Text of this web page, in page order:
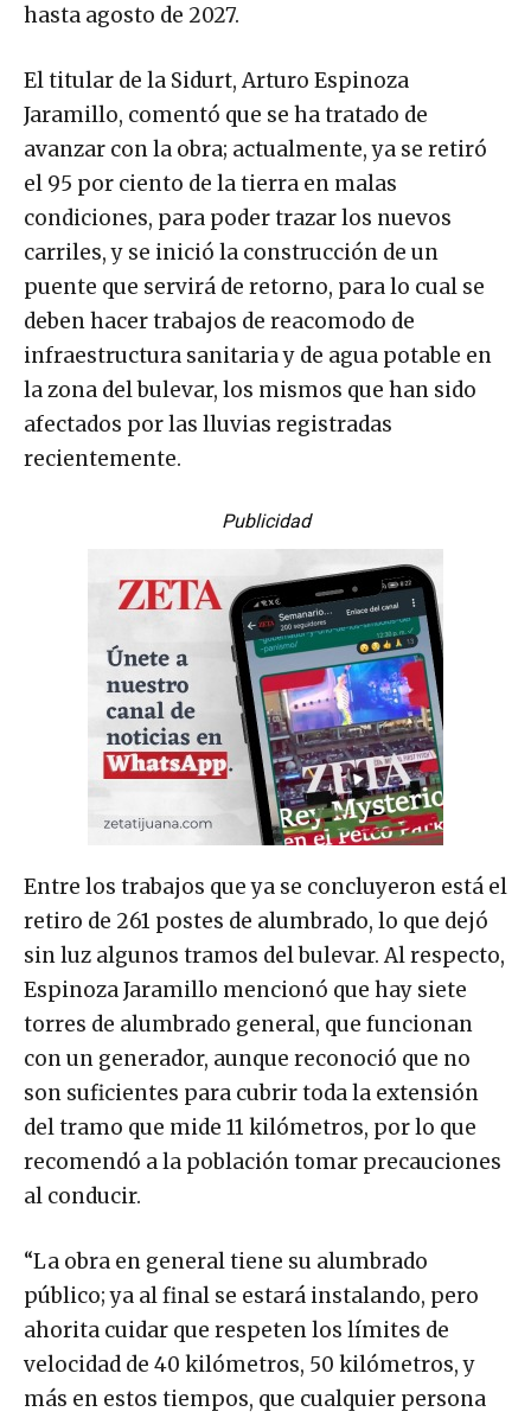
hasta agosto de 2027.
El titular de la Sidurt, Arturo Espinoza
Jaramillo, comentó que se ha tratado de
avanzar con la obra; actualmente, ya se retiró
el 95 por ciento de la tierra en malas
condiciones, para poder trazar los nuevos
carriles, y se inició la construcción de un
puente que servirá de retorno, para lo cual se
deben hacer trabajos de reacomodo de
infraestructura sanitaria y de agua potable en
la zona del bulevar, los mismos que han sido
afectados por las lluvias registradas
recientemente.
Publicidad
Entre los trabajos que ya se concluyeron está el
retiro de 261 postes de alumbrado, lo que dejó
sin luz algunos tramos del bulevar. Al respecto,
Espinoza Jaramillo mencionó que hay siete
torres de alumbrado general, que funcionan
con un generador, aunque reconoció que no
son suficientes para cubrir toda la extensión
del tramo que mide 11 kilómetros, por lo que
recomendó a la población tomar precauciones
al conducir.
“La obra en general tiene su alumbrado
público; ya al final se estará instalando, pero
ahorita cuidar que respeten los límites de
velocidad de 40 kilómetros, 50 kilómetros, y
más en estos tiempos, que cualquier persona